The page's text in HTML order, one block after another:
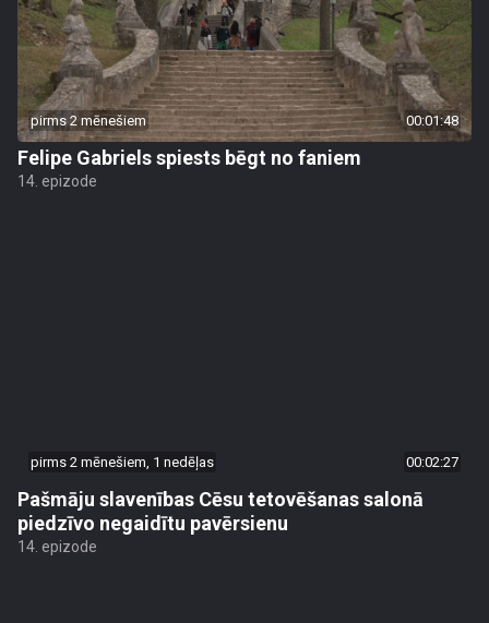
pirms 2 mēnešiem 00:01:48
Felipe Gabriels spiests bēgt no faniem
14. epizode
pirms 2 mēnešiem, 1 nedēļas 00:02:27
Pašmāju slavenības Cēsu tetovēšanas salonā
piedzīvo negaidītu pavērsienu
14. epizode